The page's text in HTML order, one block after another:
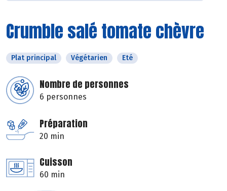
Crumble salé tomate chèvre
Plat principal Végétarien Eté
Nombre de personnes
6 personnes
Préparation
20 min
Cuisson
60 min